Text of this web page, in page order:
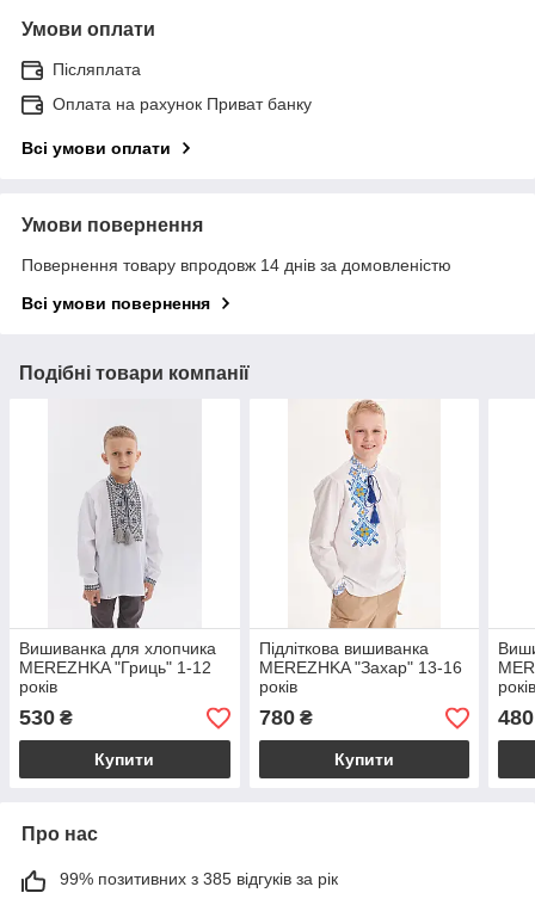
Умови оплати
Післяплата
Оплата на рахунок Приват банку
Всі умови оплати
Умови повернення
Повернення товару впродовж 14 днів за домовленістю
Всі умови повернення
Подібні товари компанії
Вишиванка для хлопчика
MEREZHKA "Гриць" 1-12
років
530 ₴
Купити
Підліткова вишиванка
MEREZHKA "Захар" 13-16
років
780₴
Купити
480
Про нас
99% позитивних з 385 відгуків за рік